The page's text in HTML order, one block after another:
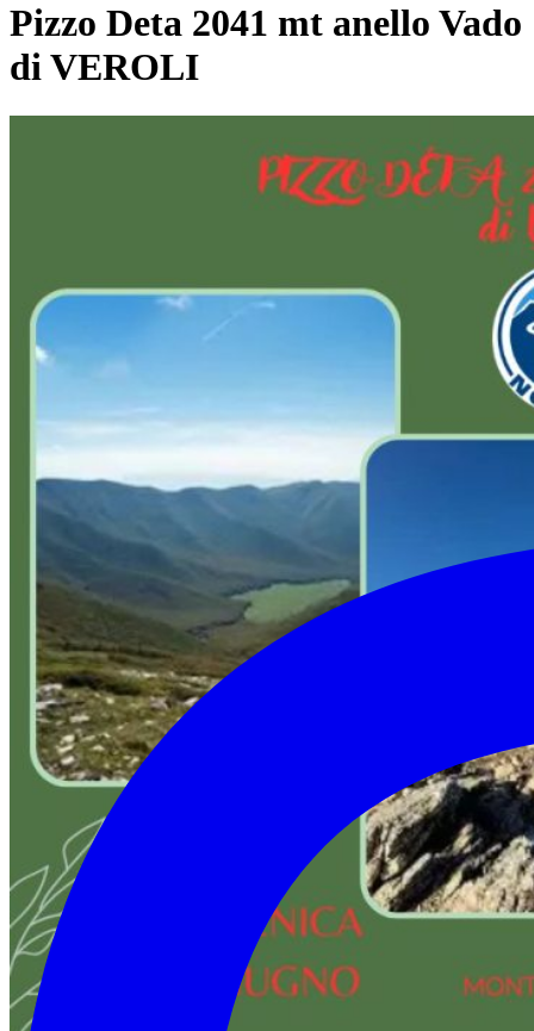
Pizzo Deta 2041 mt anello Vado
di VEROLI